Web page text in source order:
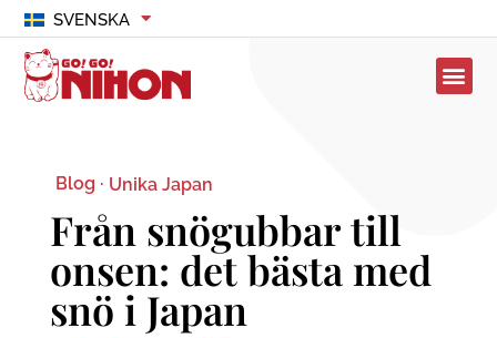
SVENSKA
Blog · Unika Japan
Från snögubbar till
onsen: det bästa med
snö i Japan